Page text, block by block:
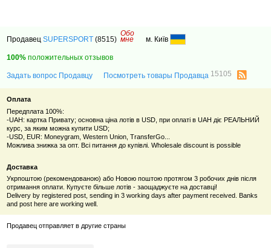
ПродавецSUPERSPORT (8515)
Обо
мне м. Київ
100% положительных отзывов
Задать вопрос Продавцу Посмотреть товары Продавца 15105
Оплата
Передплата 100%:
-UAH: картка Привату; основна ціна лотів в USD, при оплаті в UAH діє РЕАЛЬНИЙ
курс, за яким можна купити USD;
-USD, EUR: Moneygram, Western Union, TransferGo...
Можлива знижка за опт. Всі питання до купівлі. Wholesale discount is possible
Доставка
Укрпоштою (рекомендованою) або Новою поштою протягом 3 робочих днів після
отримання оплати. Купуєте більше лотів - заощаджуєте на доставці!
Delivery by registered post, sending in 3 working days after payment received. Banks
and post here are working well.
Продавец отправляет в другие страны